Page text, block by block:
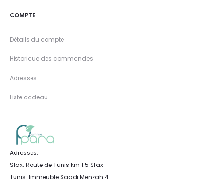
COMPTE
Détails du compte
Historique des commandes
Adresses
Liste cadeau
Adresses:
Sfax: Route de Tunis km 1.5 Sfax
Tunis: Immeuble Saadi Menzah 4